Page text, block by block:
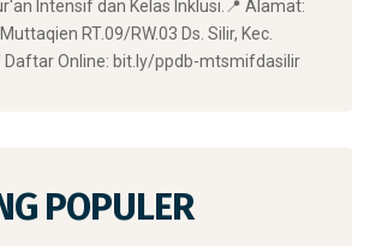
Intensif dan Kelas Inklusi. ​📍 Alamat:
RT.09/RW.03 Ds. Silir, Kec.
Daftar Online: bit.ly/ppdb-mtsmifdasilir
POPULER